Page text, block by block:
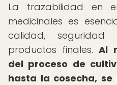
La trazabilidad en
medicinales es
calidad,
productos finales.Al
del proceso de
hasta la cosecha,